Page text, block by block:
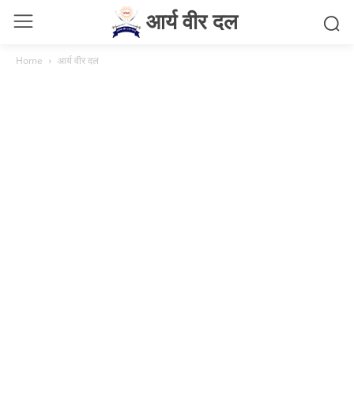
आर्य वीर दल
Home आर्य वीर दल